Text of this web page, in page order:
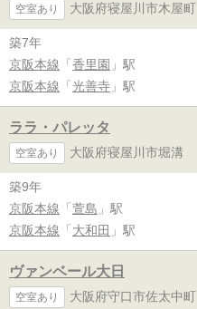
空室あり 大阪府寝屋川市木屋町
築7年
京阪本線 「 香里園 」駅
京阪本線 「 光善寺 」駅
ララ・パレッタ
空室あり 大阪府寝屋川市堀溝
築9年
京阪本線 「 萱島 」駅
京阪本線 「 大和田 」駅
ヴァンベール大日
空室あり 大阪府守口市佐太中町